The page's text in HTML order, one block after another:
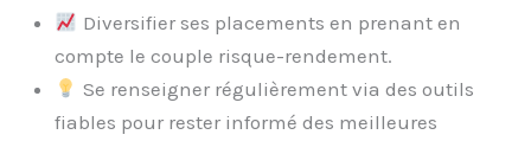
Diversifier ses placements en prenant en
compte le couple risque-rendement.
Se renseigner régulièrement via des outils
fiables pour rester informé des meilleures